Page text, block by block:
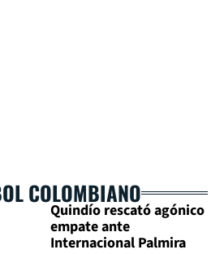
COLOMBIANO
Quindío rescató agónico
empate ante
Internacional Palmira